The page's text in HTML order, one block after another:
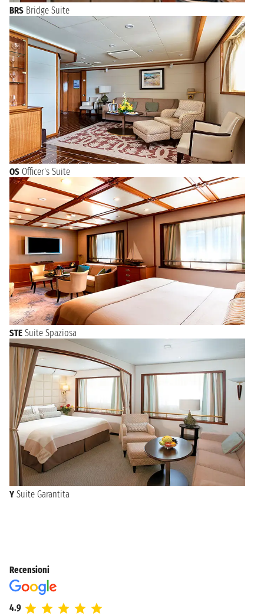
BRS Bridge Suite
OS Officer's Suite
STE Suite Spaziosa
Y Suite Garantita
Recensioni
4.9